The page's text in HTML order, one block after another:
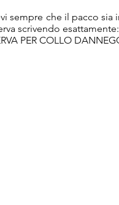
sempre che il pacco
scrivendo esattamente:
PER COLLO